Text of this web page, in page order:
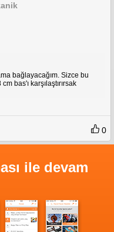
bağlayacağım. Sizce bu
bas'ı karşılaştırırsak
0
ile devam